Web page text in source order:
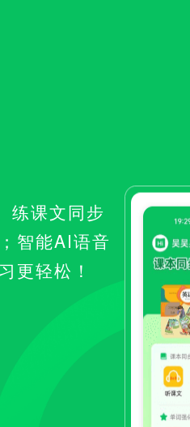
练课文同步
智能AI语音
更轻松！